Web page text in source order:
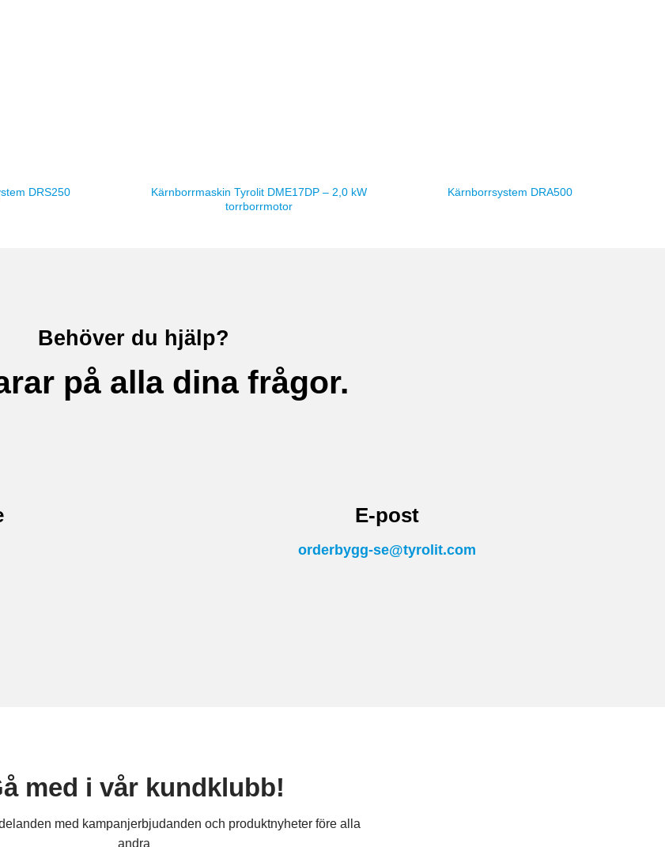
DRS250
Kärnborrmaskin Tyrolit DME17DP – 2,0 kW
torrborrmotor
Kärnborrsystem DRA500
Behöver du hjälp?
på alla dina frågor.
E-post
orderbygg-se@tyrolit.com
med i vår kundklubb!
med kampanjerbjudanden och produktnyheter före alla
andra